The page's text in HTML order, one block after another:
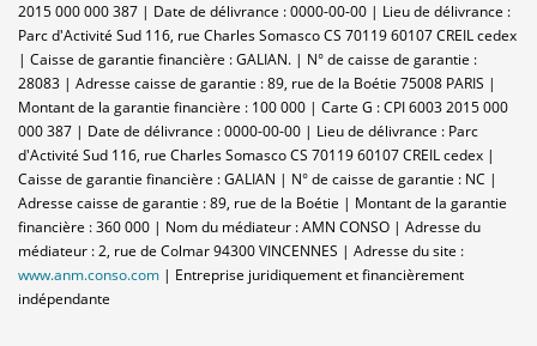
2015 000 000 387 | Date de délivrance : 0000-00-00 | Lieu de délivrance :
Parc d'Activité Sud 116, rue Charles Somasco CS 70119 60107 CREIL cedex
| Caisse de garantie financière : GALIAN. | N° de caisse de garantie :
28083 | Adresse caisse de garantie : 89, rue de la Boétie 75008 PARIS |
Montant de la garantie financière : 100 000 | Carte G : CPI 6003 2015 000
000 387 | Date de délivrance : 0000-00-00 | Lieu de délivrance : Parc
d'Activité Sud 116, rue Charles Somasco CS 70119 60107 CREIL cedex |
Caisse de garantie financière : GALIAN | N° de caisse de garantie : NC |
Adresse caisse de garantie : 89, rue de la Boétie | Montant de la garantie
financière : 360 000 | Nom du médiateur : AMN CONSO | Adresse du
médiateur : 2, rue de Colmar 94300 VINCENNES | Adresse du site :
www.anm.conso.com | Entreprise juridiquement et financièrement
indépendante